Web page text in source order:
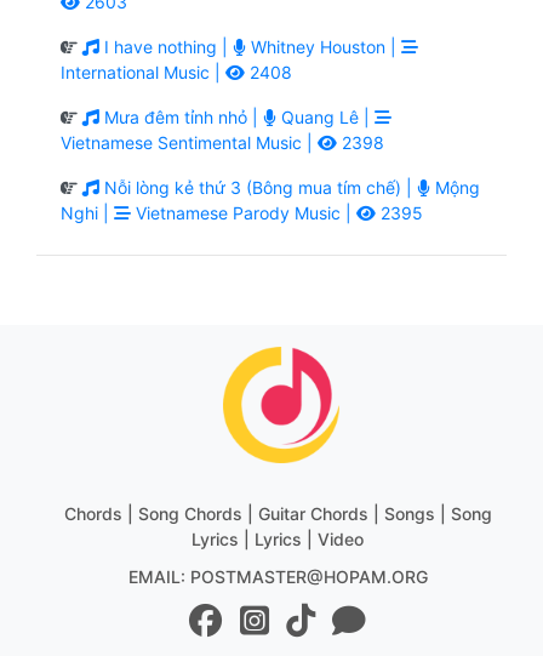
I have nothing |
Whitney Houston |
International Music |
2408
Mưa đêm tỉnh nhỏ |
Quang Lê |
Vietnamese Sentimental Music |
2398
Nỗi lòng kẻ thứ 3 (Bông mua tím chế) |
Mộng
Nghi |
Vietnamese Parody Music | 2395
Chords | Song Chords | Guitar Chords | Songs | Song
Lyrics | Lyrics | Video
EMAIL: POSTMASTER@HOPAM.ORG